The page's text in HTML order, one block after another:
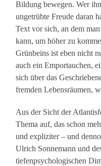
Bildung bewegen. Wer
ungetrübte Freude daran
Text vor sich, an dem
kann, um höher zu
Grünbeins ist eben nicht
auch ein Emportauchen,
sich über das
fremden Lebensräumen,
Aus der Sicht der
Thema auf, das schon
und expliziter – und
Ulrich Sonnemann und
tiefenpsychologischen